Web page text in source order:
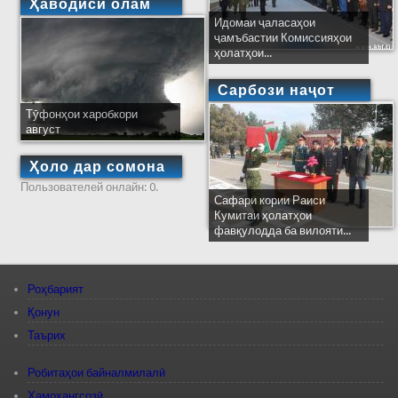
Ҳаводиси олам
Тӯфонҳои харобкори
август
Ҳоло дар сомона
Пользователей онлайн: 0.
Идомаи ҷаласаҳои
ҷамъбастии Комиссияҳои
ҳолатҳои...
Сарбози наҷот
Сафари кории Раиси
Кумитаи ҳолатҳои
фавқулодда ба вилояти...
Роҳбарият
Қонун
Таърих
Робитаҳои байналмилалӣ